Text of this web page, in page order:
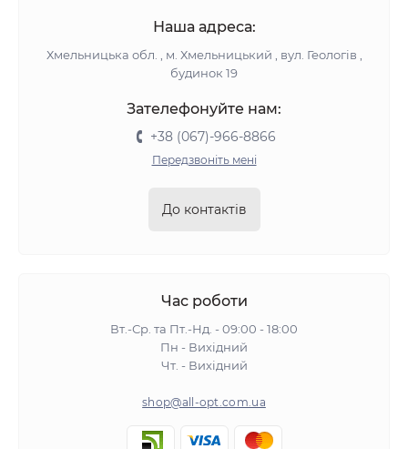
Наша адреса:
Хмельницька обл. , м. Хмельницький , вул. Геологів ,
будинок 19
Зателефонуйте нам:
+38 (067)-966-8866
Передзвоніть мені
До контактів
Час роботи
Вт.-Ср. та Пт.-Нд. - 09:00 - 18:00
Пн - Вихідний
Чт. - Вихідний
shop@all-opt.com.ua